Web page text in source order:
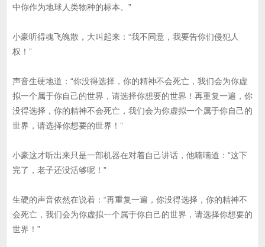
中你作为地球人类物种的标本。”
小豪听得魂飞魄散，大叫起来：“我不同意，我要告你们侵犯人
权！”
声音生硬地道：“你没得选择，你的精神不会死亡，我们会为你虚
拟一个属于你自己的世界，请选择你想要的世界！再重复一遍，你
没得选择，你的精神不会死亡，我们会为你虚拟一个属于你自己的
世界，请选择你想要的世界！”
小豪这才听出来只是一部机器在对着自己讲话，他喃喃道：“这下
完了，老子还没活够呢！”
生硬的声音依然在说着：“再重复一遍，你没得选择，你的精神不
会死亡，我们会为你虚拟一个属于你自己的世界，请选择你想要的
世界！”